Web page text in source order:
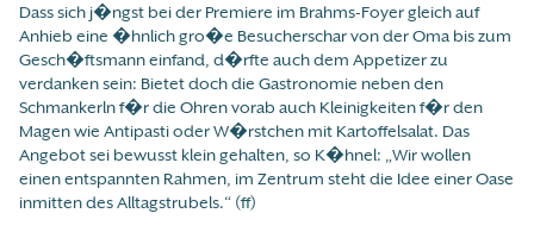
Dass sich j�ngst bei der Premiere im Brahms-Foyer gleich auf
Anhieb eine �hnlich gro�e Besucherschar von der Oma bis zum
Gesch�ftsmann einfand, d�rfte auch dem Appetizer zu
verdanken sein: Bietet doch die Gastronomie neben den
Schmankerln f�r die Ohren vorab auch Kleinigkeiten f�r den
Magen wie Antipasti oder W�rstchen mit Kartoffelsalat. Das
Angebot sei bewusst klein gehalten, so K�hnel: „Wir wollen
einen entspannten Rahmen, im Zentrum steht die Idee einer Oase
inmitten des Alltagstrubels.“ (ff)